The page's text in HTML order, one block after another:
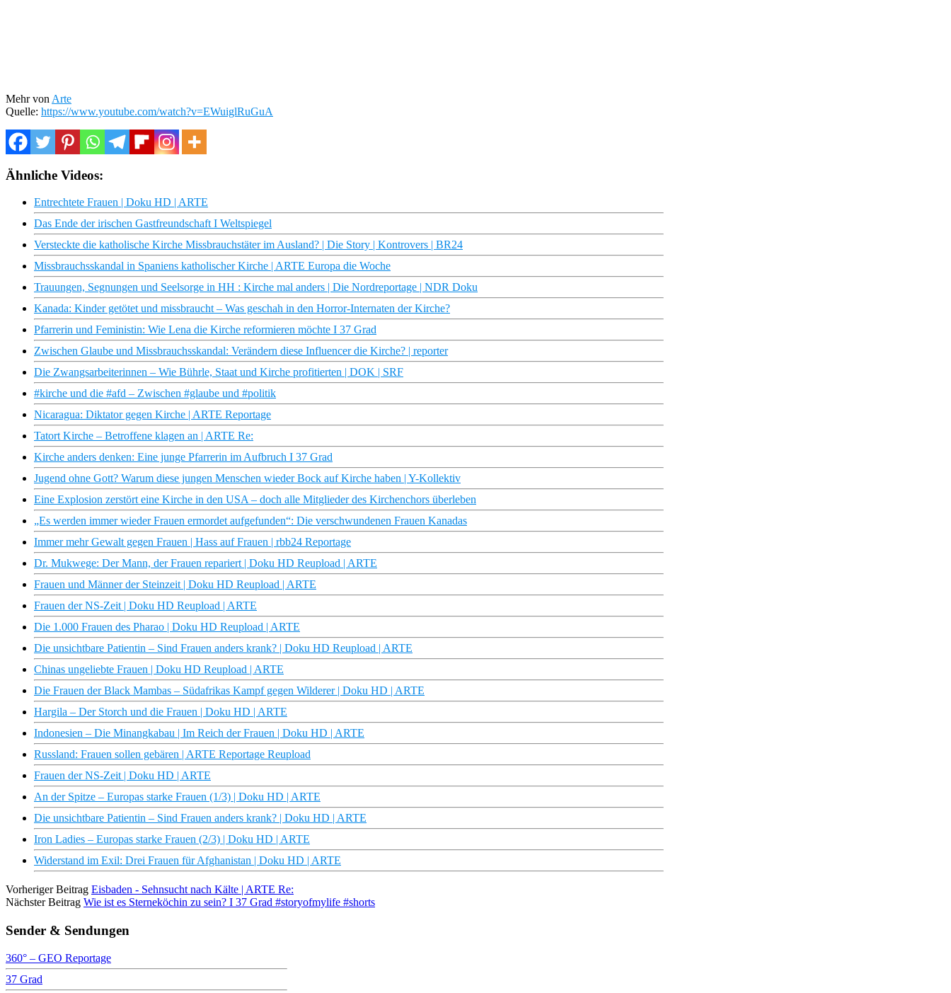
Mehr von Arte
Quelle: https://www.youtube.com/watch?v=EWuiglRuGuA
Ähnliche Videos:
Entrechtete Frauen | Doku HD | ARTE
Das Ende der irischen Gastfreundschaft I Weltspiegel
Versteckte die katholische Kirche Missbrauchstäter im Ausland? | Die Story | Kontrovers | BR24
Missbrauchsskandal in Spaniens katholischer Kirche | ARTE Europa die Woche
Trauungen, Segnungen und Seelsorge in HH : Kirche mal anders | Die Nordreportage | NDR Doku
Kanada: Kinder getötet und missbraucht – Was geschah in den Horror-Internaten der Kirche?
Pfarrerin und Feministin: Wie Lena die Kirche reformieren möchte I 37 Grad
Zwischen Glaube und Missbrauchsskandal: Verändern diese Influencer die Kirche? | reporter
Die Zwangsarbeiterinnen – Wie Bührle, Staat und Kirche profitierten | DOK | SRF
#kirche und die #afd – Zwischen #glaube und #politik
Nicaragua: Diktator gegen Kirche | ARTE Reportage
Tatort Kirche – Betroffene klagen an | ARTE Re:
Kirche anders denken: Eine junge Pfarrerin im Aufbruch I 37 Grad
Jugend ohne Gott? Warum diese jungen Menschen wieder Bock auf Kirche haben | Y-Kollektiv
Eine Explosion zerstört eine Kirche in den USA – doch alle Mitglieder des Kirchenchors überleben
„Es werden immer wieder Frauen ermordet aufgefunden“: Die verschwundenen Frauen Kanadas
Immer mehr Gewalt gegen Frauen | Hass auf Frauen | rbb24 Reportage
Dr. Mukwege: Der Mann, der Frauen repariert | Doku HD Reupload | ARTE
Frauen und Männer der Steinzeit | Doku HD Reupload | ARTE
Frauen der NS-Zeit | Doku HD Reupload | ARTE
Die 1.000 Frauen des Pharao | Doku HD Reupload | ARTE
Die unsichtbare Patientin – Sind Frauen anders krank? | Doku HD Reupload | ARTE
Chinas ungeliebte Frauen | Doku HD Reupload | ARTE
Die Frauen der Black Mambas – Südafrikas Kampf gegen Wilderer | Doku HD | ARTE
Hargila – Der Storch und die Frauen | Doku HD | ARTE
Indonesien – Die Minangkabau | Im Reich der Frauen | Doku HD | ARTE
Russland: Frauen sollen gebären | ARTE Reportage Reupload
Frauen der NS-Zeit | Doku HD | ARTE
An der Spitze – Europas starke Frauen (1/3) | Doku HD | ARTE
Die unsichtbare Patientin – Sind Frauen anders krank? | Doku HD | ARTE
Iron Ladies – Europas starke Frauen (2/3) | Doku HD | ARTE
Widerstand im Exil: Drei Frauen für Afghanistan | Doku HD | ARTE
Vorheriger Beitrag Eisbaden - Sehnsucht nach Kälte | ARTE Re:
Nächster Beitrag Wie ist es Sterneköchin zu sein? I 37 Grad #storyofmylife #shorts
Sender & Sendungen
360° – GEO Reportage
37 Grad